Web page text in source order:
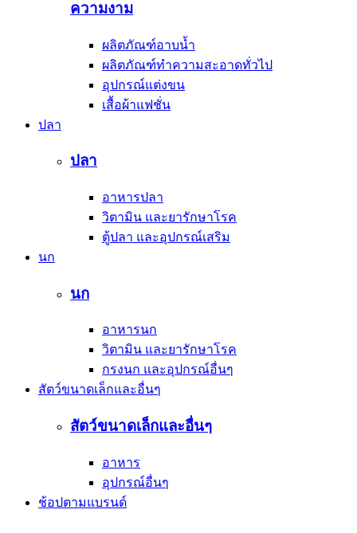
ความงาม
ผลิตภัณฑ์อาบน้ำ
ผลิตภัณฑ์ทำความสะอาดทั่วไป
อุปกรณ์แต่งขน
เสื้อผ้าแฟชั่น
ปลา
ปลา
อาหารปลา
วิตามิน และยารักษาโรค
ตู้ปลา และอุปกรณ์เสริม
นก
นก
อาหารนก
วิตามิน และยารักษาโรค
กรงนก และอุปกรณ์อื่นๆ
สัตว์ขนาดเล็กและอื่นๆ
สัตว์ขนาดเล็กและอื่นๆ
อาหาร
อุปกรณ์อื่นๆ
ช้อปตามแบรนด์